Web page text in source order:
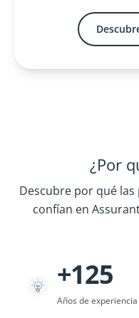
¿Por
Descubre por qué
confían en
Company Statistics
+125
Años de experiencia